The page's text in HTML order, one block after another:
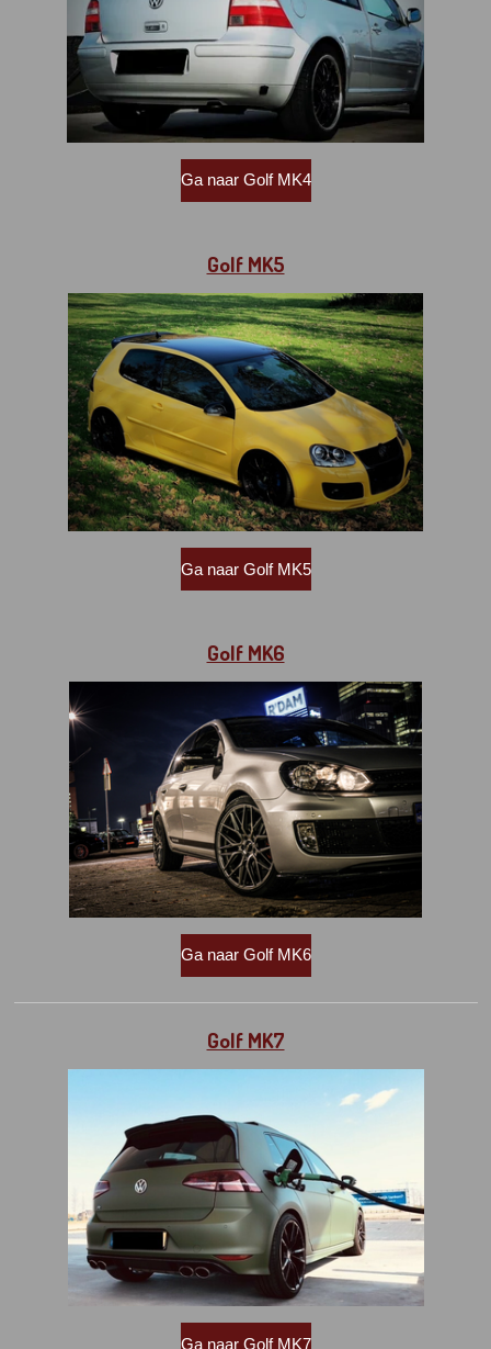
Ga naar Golf MK4
Golf MK5
Ga naar Golf MK5
Golf MK6
Ga naar Golf MK6
Golf MK7
Ga naar Golf MK7